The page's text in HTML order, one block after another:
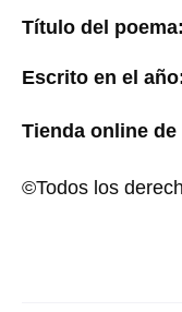
Título del poema:
Escrito en el
Tienda online
©Todos los